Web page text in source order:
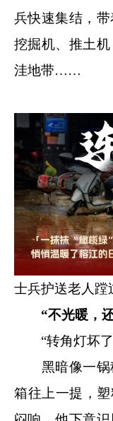
兵快速集结，
挖掘机、推土
洼地带……
士兵护送老人蹚
“不光暖，
“转角灯坏了
黑暗像一锅
箱往上一提，